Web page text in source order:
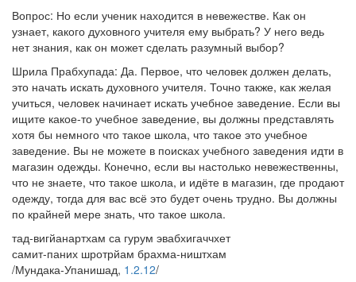
Вопрос: Но если ученик находится в невежестве. Как он
узнает, какого духовного учителя ему выбрать? У него ведь
нет знания, как он может сделать разумный выбор?
Шрила Прабхупада: Да. Первое, что человек должен делать,
это начать искать духовного учителя. Точно также, как желая
учиться, человек начинает искать учебное заведение. Если вы
ищите какое-то учебное заведение, вы должны представлять
хотя бы немного что такое школа, что такое это учебное
заведение. Вы не можете в поисках учебного заведения идти в
магазин одежды. Конечно, если вы настолько невежественны,
что не знаете, что такое школа, и идёте в магазин, где продают
одежду, тогда для вас всё это будет очень трудно. Вы должны
по крайней мере знать, что такое школа.
тад-вигйанартхам са гурум эвабхигаччхет
самит-паних шротрйам брахма-ништхам
/Мундака-Упанишад, 1.2.12/